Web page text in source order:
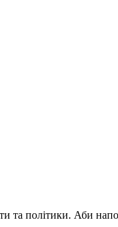
та політики. Аби